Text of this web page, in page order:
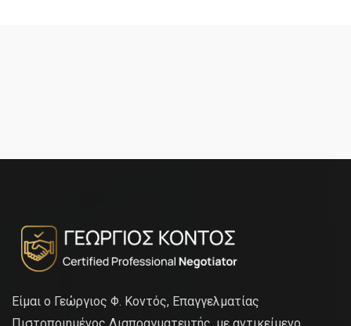
Είμαι ο Γεώργιος Φ. Κοντός, Επαγγελματίας